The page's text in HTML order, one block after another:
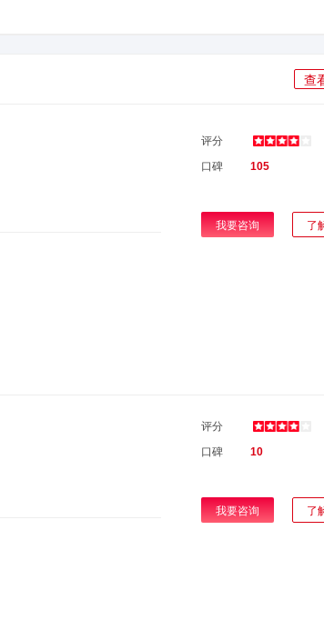
查
评分
口碑
105
我要咨询 了
评分
口碑
10
我要咨询 了